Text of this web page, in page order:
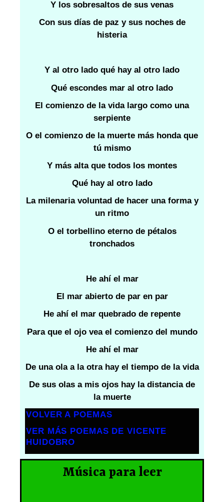
Y los sobresaltos de sus venas
Con sus días de paz y sus noches de
histeria
Y al otro lado qué hay al otro lado
Qué escondes mar al otro lado
El comienzo de la vida largo como una
serpiente
O el comienzo de la muerte más honda que
tú mismo
Y más alta que todos los montes
Qué hay al otro lado
La milenaria voluntad de hacer una forma y
un ritmo
O el torbellino eterno de pétalos
tronchados
He ahí el mar
El mar abierto de par en par
He ahí el mar quebrado de repente
Para que el ojo vea el comienzo del mundo
He ahí el mar
De una ola a la otra hay el tiempo de la vida
De sus olas a mis ojos hay la distancia de
la muerte
VOLVER A POEMAS
VER MÁS POEMAS DE VICENTE
HUIDOBRO
Música para leer